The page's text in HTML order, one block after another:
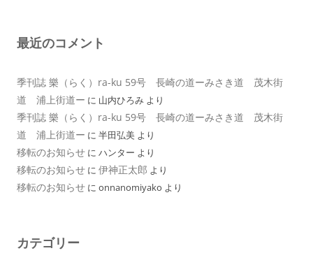
最近のコメント
季刊誌 樂（らく）ra-ku 59号 長崎の道ーみさき道 茂木街
道 浦上街道ー に 山内ひろみ より
季刊誌 樂（らく）ra-ku 59号 長崎の道ーみさき道 茂木街
道 浦上街道ー に 半田弘美 より
移転のお知らせ に ハンター より
移転のお知らせ に 伊神正太郎 より
移転のお知らせ に onnanomiyako より
カテゴリー